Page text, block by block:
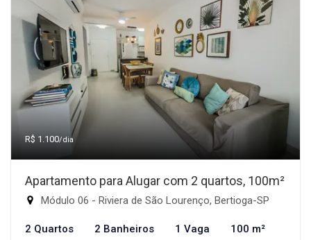
R$ 1.100/dia
Apartamento para Alugar com 2 quartos, 100m²
Módulo 06 - Riviera de São Lourenço, Bertioga-SP
2 Quartos 2 Banheiros 1 Vaga 100 m²